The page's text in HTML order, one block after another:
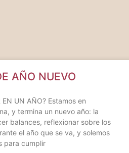
AÑO NUEVO
EN UN AÑO? Estamos en
y termina un nuevo año: la
balances, reflexionar sobre los
el año que se va, y solemos
para cumplir